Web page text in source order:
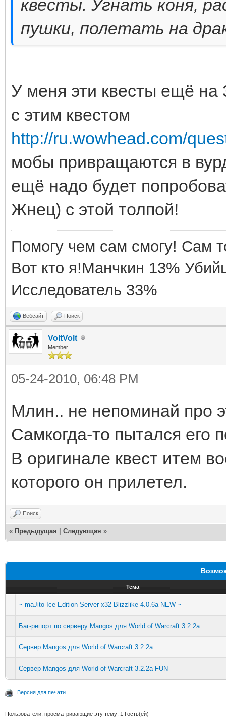
квесты. Угнать коня,
пушки, полетать на
У меня эти квесты ещё на
с этим квестом
http://ru.wowhead.com/
мобы привращаются в
ещё надо будет
Жнец) с этой толпой!
Помогу чем сам смогу! Сам
Вот кто я!Манчкин 13%
Исследователь 33%
Вебсайт Поиск
VoltVolt
Member
05-24-2010, 06:48 PM
Млин.. не непоминай про
Самкогда-то пытался его
В оригинале квест итем
которого он прилетел.
Поиск
« Предыдущая Следующая »
Тема
~ maJito-Ice Edition Server x32 Blizzlike 4.0.6a NEW ~
Баг-репорт по серверу Mangos для World of Warcraft 3.2.2a
Сервер Mangos для World of Warcraft 3.2.2a
Сервер Mangos для World of Warcraft 3.2.2a FUN
Версия для печати
Пользователи, просматривающие эту тему: 1 Гость(ей)